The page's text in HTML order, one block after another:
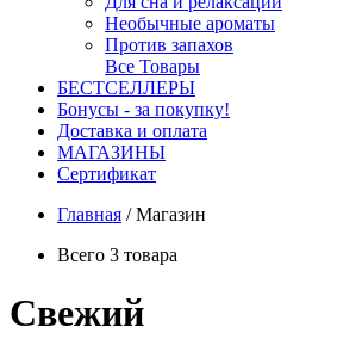
Необычные ароматы
Против запахов
Все Товары
БЕСТСЕЛЛЕРЫ
Бонусы - за покупку!
Доставка и оплата
МАГАЗИНЫ
Cертификат
Главная /Магазин
Всего 3 товара
Свежий